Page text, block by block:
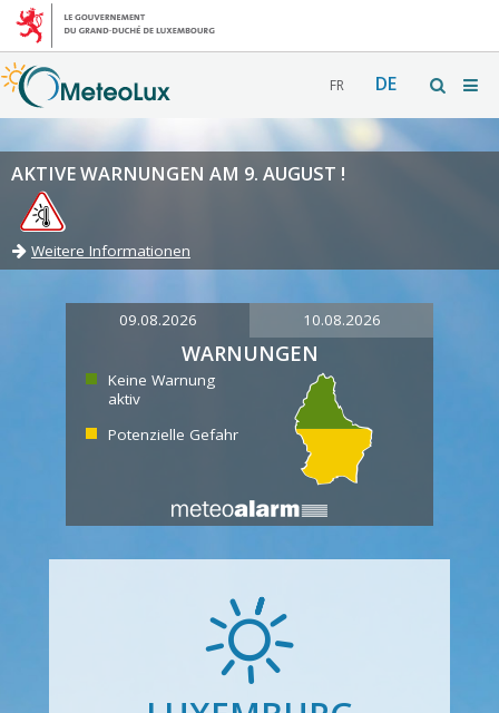
FR DE
AKTIVE WARNUNGEN AM 9. AUGUST !
Weitere Informationen
09.08.2026 10.08.2026
WARNUNGEN
Keine Warnung
aktiv
Potenzielle Gefahr